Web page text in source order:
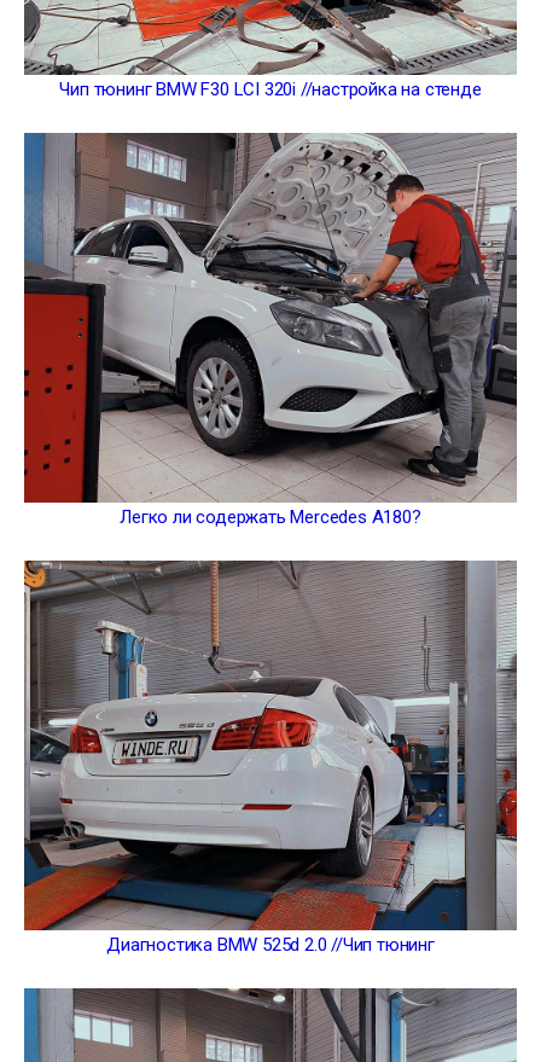
Чип тюнинг BMW F30 LCI 320i //настройка на стенде
Легко ли содержать Mercedes A180?
Диагностика BMW 525d 2.0 //Чип тюнинг